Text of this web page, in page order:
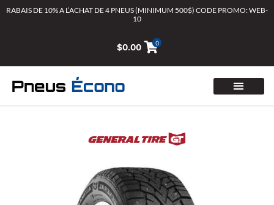
AllerRABAIS DE 10% A L’ACHAT DE 4 PNEUS (MINIMUM 500$) CODE PROMO: WEB-
10
$0.00 0